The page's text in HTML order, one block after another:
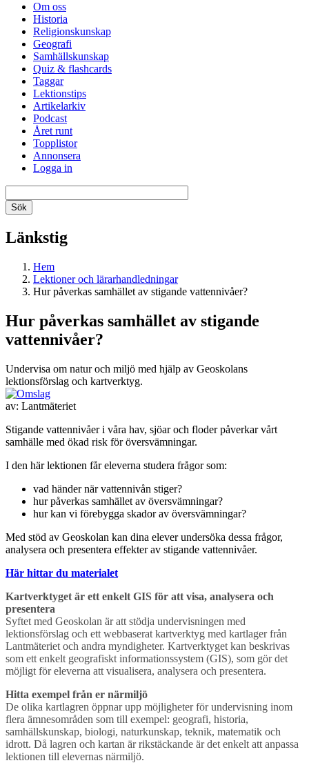
Om oss
Historia
Religionskunskap
Geografi
Samhällskunskap
Quiz & flashcards
Taggar
Lektionstips
Artikelarkiv
Podcast
Året runt
Topplistor
Annonsera
Logga in
Länkstig
Hem
Lektioner och lärarhandledningar
Hur påverkas samhället av stigande vattennivåer?
Hur påverkas samhället av stigande
vattennivåer?
Undervisa om natur och miljö med hjälp av Geoskolans
lektionsförslag och kartverktyg.
av: Lantmäteriet
Stigande vattennivåer i våra hav, sjöar och floder påverkar vårt
samhälle med ökad risk för översvämningar.
I den här lektionen får eleverna studera frågor som:
vad händer när vattennivån stiger?
hur påverkas samhället av översvämningar?
hur kan vi förebygga skador av översvämningar?
Med stöd av Geoskolan kan dina elever undersöka dessa frågor,
analysera och presentera effekter av stigande vattennivåer.
Här hittar du materialet
Kartverktyget är ett enkelt GIS för att visa, analysera och
presentera
Syftet med Geoskolan är att stödja undervisningen med
lektionsförslag och ett webbaserat kartverktyg med kartlager från
Lantmäteriet och andra myndigheter. Kartverktyget kan beskrivas
som ett enkelt geografiskt informationssystem (GIS), som gör det
möjligt för eleverna att visualisera, analysera och presentera.
Hitta exempel från er närmiljö
De olika kartlagren öppnar upp möjligheter för undervisning inom
flera ämnesområden som till exempel: geografi, historia,
samhällskunskap, biologi, naturkunskap, teknik, matematik och
idrott. Då lagren och kartan är rikstäckande är det enkelt att anpassa
lektionen till elevernas närmiljö.